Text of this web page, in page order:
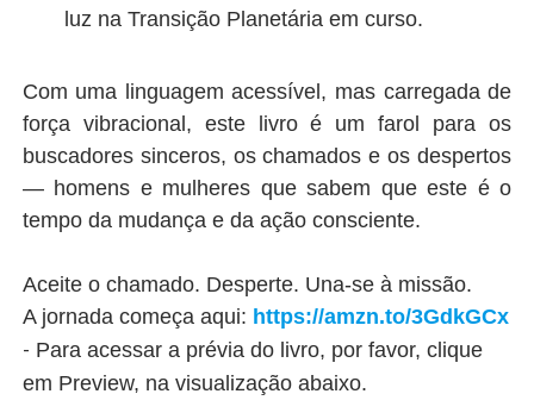
luz na Transição Planetária em curso.
Com uma linguagem acessível, mas carregada de
força vibracional, este livro é um farol para os
buscadores sinceros, os chamados e os despertos
— homens e mulheres que sabem que este é o
tempo da mudança e da ação consciente.
Aceite o chamado. Desperte. Una-se à missão.
A jornada começa aqui: https://amzn.to/3GdkGCx
- Para acessar a prévia do livro, por favor, clique
em Preview, na visualização abaixo.